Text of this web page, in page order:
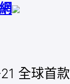
全球首